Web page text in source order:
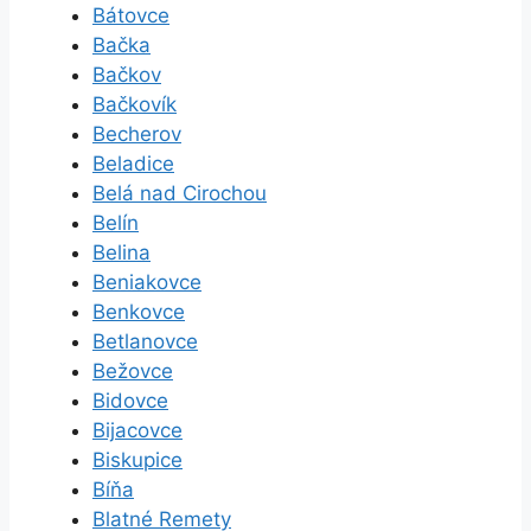
Bátovce
Bačka
Bačkov
Bačkovík
Becherov
Beladice
Belá nad Cirochou
Belín
Belina
Beniakovce
Benkovce
Betlanovce
Bežovce
Bidovce
Bijacovce
Biskupice
Bíňa
Blatné Remety